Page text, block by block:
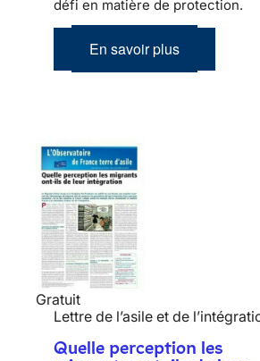
défi en matière de protection.
En savoir plus
Gratuit
Lettre de l’asile et de
Quelle perception les